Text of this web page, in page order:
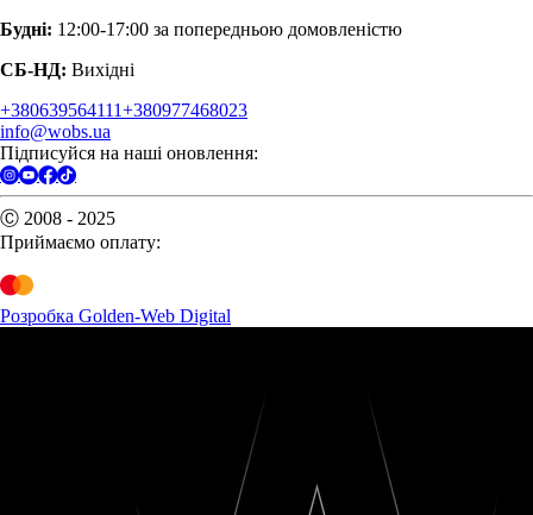
Будні: 12:00-17:00 за попередньою домовленістю
СБ-НД: Вихідні
+380639564111+380977468023
info@wobs.ua
Підписуйся на наші оновлення:
Ⓒ 2008 - 2025
Приймаємо оплату:
Розробка Golden-Web Digital